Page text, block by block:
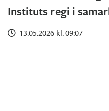
Instituts regi i
13.05.2026 kl. 09:07